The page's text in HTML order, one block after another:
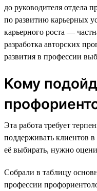
до руководителя отдела
по развитию карьерных
карьерного роста —
разработка авторских
развития в профессии
Кому
Эта работа требует
поддерживать клиентов
её выбирать, нужно
Собрали в таблицу
профессии